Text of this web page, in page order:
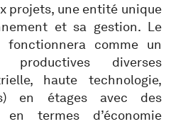
projets, une entité unique
et sa gestion. Le
fonctionnera comme un
productives diverses
haute technologie,
en étages avec des
termes d’économie